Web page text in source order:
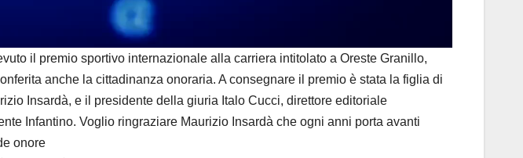
il premio sportivo internazionale alla carriera intitolato a Oreste Granillo,
anche la cittadinanza onoraria. A consegnare il premio è stata la figlia di
Insardà, e il presidente della giuria Italo Cucci, direttore editoriale
Infantino. Voglio ringraziare Maurizio Insardà che ogni anni porta avanti
onore